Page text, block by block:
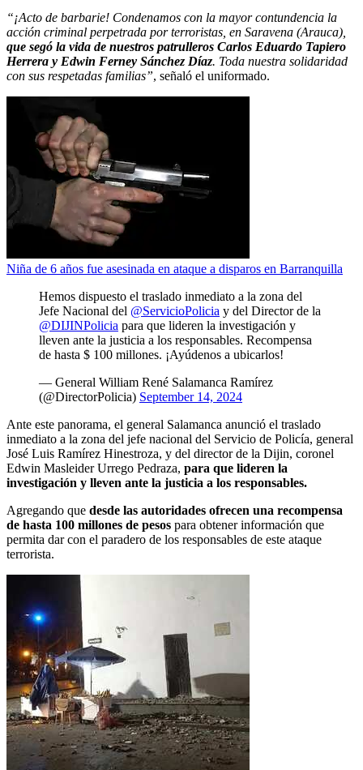
“¡Acto de barbarie! Condenamos con la mayor contundencia la
acción criminal perpetrada por terroristas, en Saravena (Arauca),
que segó la vida de nuestros patrulleros Carlos Eduardo Tapiero
Herrera y Edwin Ferney Sánchez Díaz. Toda nuestra solidaridad
con sus respetadas familias”, señaló el uniformado.
Niña de 6 años fue asesinada en ataque a disparos en Barranquilla
Hemos dispuesto el traslado inmediato a la zona del
Jefe Nacional del @ServicioPolicia y del Director de la
@DIJINPolicia para que lideren la investigación y
lleven ante la justicia a los responsables. Recompensa
de hasta $ 100 millones. ¡Ayúdenos a ubicarlos!
— General William René Salamanca Ramírez
(@DirectorPolicia) September 14, 2024
Ante este panorama, el general Salamanca anunció el traslado
inmediato a la zona del jefe nacional del Servicio de Policía, general
José Luis Ramírez Hinestroza, y del director de la Dijin, coronel
Edwin Masleider Urrego Pedraza, para que lideren la
investigación y lleven ante la justicia a los responsables.
Agregando que desde las autoridades ofrecen una recompensa
de hasta 100 millones de pesos para obtener información que
permita dar con el paradero de los responsables de este ataque
terrorista.